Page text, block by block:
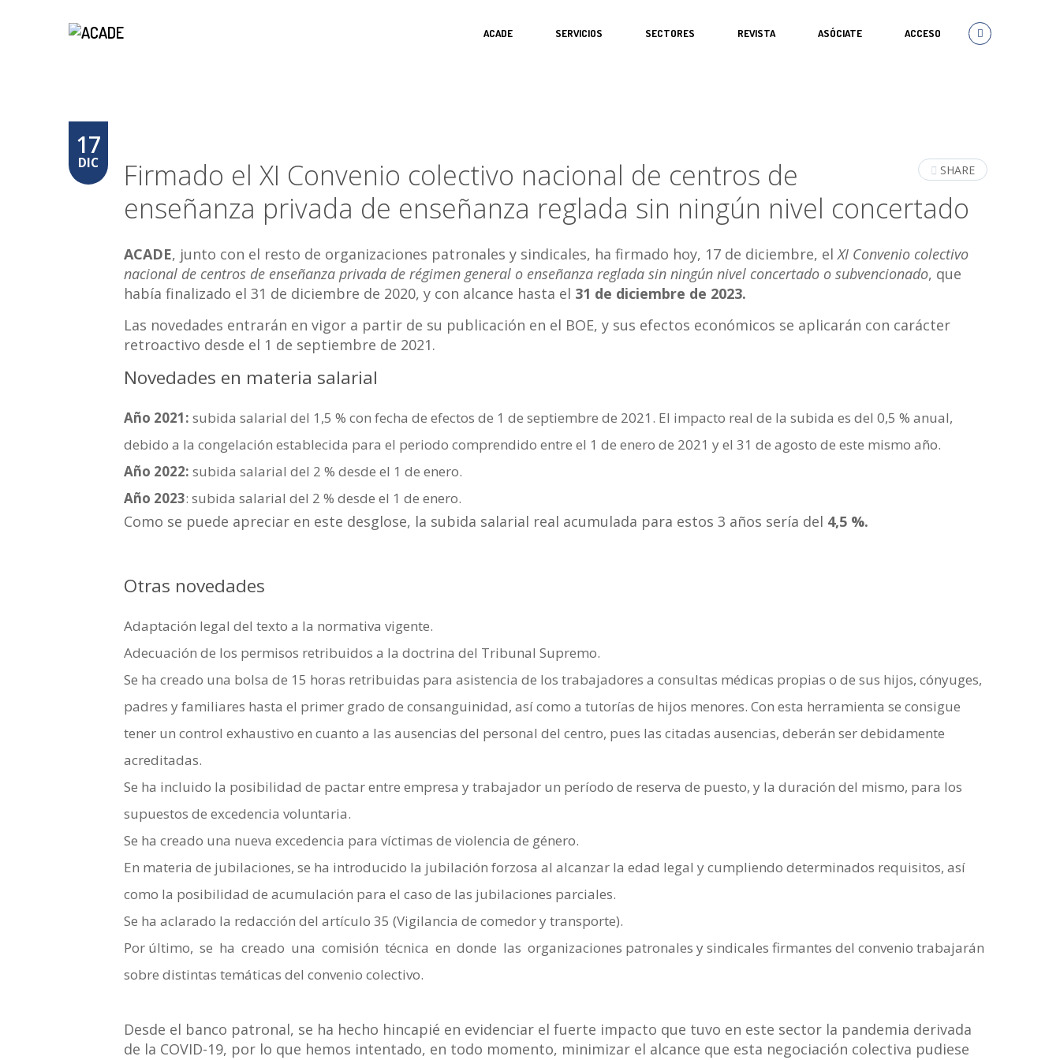
ACADE SERVICIOS SECTORES REVISTA ASÓCIATE ACCESO
17
DIC SHARE
Firmado el XI Convenio colectivo nacional de centros de
enseñanza privada de enseñanza reglada sin ningún nivel concertado
ACADE, junto con el resto de organizaciones patronales y sindicales, ha firmado hoy, 17 de diciembre, elXI Convenio colectivo
nacional de centros de enseñanza privada de régimen general o enseñanza reglada sin ningún nivel concertado o subvencionado, que
había finalizado el 31 de diciembre de 2020, y con alcance hasta el 31 de diciembre de 2023.
Las novedades entrarán en vigor a partir de su publicación en el BOE, y sus efectos económicos se aplicarán con carácter
retroactivo desde el 1 de septiembre de 2021.
Novedades en materia salarial
Año 2021: subida salarial del 1,5 % con fecha de efectos de 1 de septiembre de 2021. El impacto real de la subida es del 0,5 % anual,
debido a la congelación establecida para el periodo comprendido entre el 1 de enero de 2021 y el 31 de agosto de este mismo año.
Año 2022: subida salarial del 2 % desde el 1 de enero.
Año 2023: subida salarial del 2 % desde el 1 de enero.
Como se puede apreciar en este desglose, la subida salarial real acumulada para estos 3 años sería del 4,5 %.
Otras novedades
Adaptación legal del texto a la normativa vigente.
Adecuación de los permisos retribuidos a la doctrina del Tribunal Supremo.
Se ha creado una bolsa de 15 horas retribuidas para asistencia de los trabajadores a consultas médicas propias o de sus hijos, cónyuges,
padres y familiares hasta el primer grado de consanguinidad, así como a tutorías de hijos menores. Con esta herramienta se consigue
tener un control exhaustivo en cuanto a las ausencias del personal del centro, pues las citadas ausencias, deberán ser debidamente
acreditadas.
Se ha incluido la posibilidad de pactar entre empresa y trabajador un período de reserva de puesto, y la duración del mismo, para los
supuestos de excedencia voluntaria.
Se ha creado una nueva excedencia para víctimas de violencia de género.
En materia de jubilaciones, se ha introducido la jubilación forzosa al alcanzar la edad legal y cumpliendo determinados requisitos, así
como la posibilidad de acumulación para el caso de las jubilaciones parciales.
Se ha aclarado la redacción del artículo 35 (Vigilancia de comedor y transporte).
Por último, se ha creado una comisión técnica en donde las organizaciones patronales y sindicales firmantes del convenio trabajarán
sobre distintas temáticas del convenio colectivo.
Desde el banco patronal, se ha hecho hincapié en evidenciar el fuerte impacto que tuvo en este sector la pandemia derivada
de la COVID-19, por lo que hemos intentado, en todo momento, minimizar el alcance que esta negociación colectiva pudiese